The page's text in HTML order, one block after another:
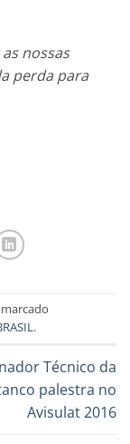
nossas
perda para
.
Técnico da
palestra no
Avisulat 2016